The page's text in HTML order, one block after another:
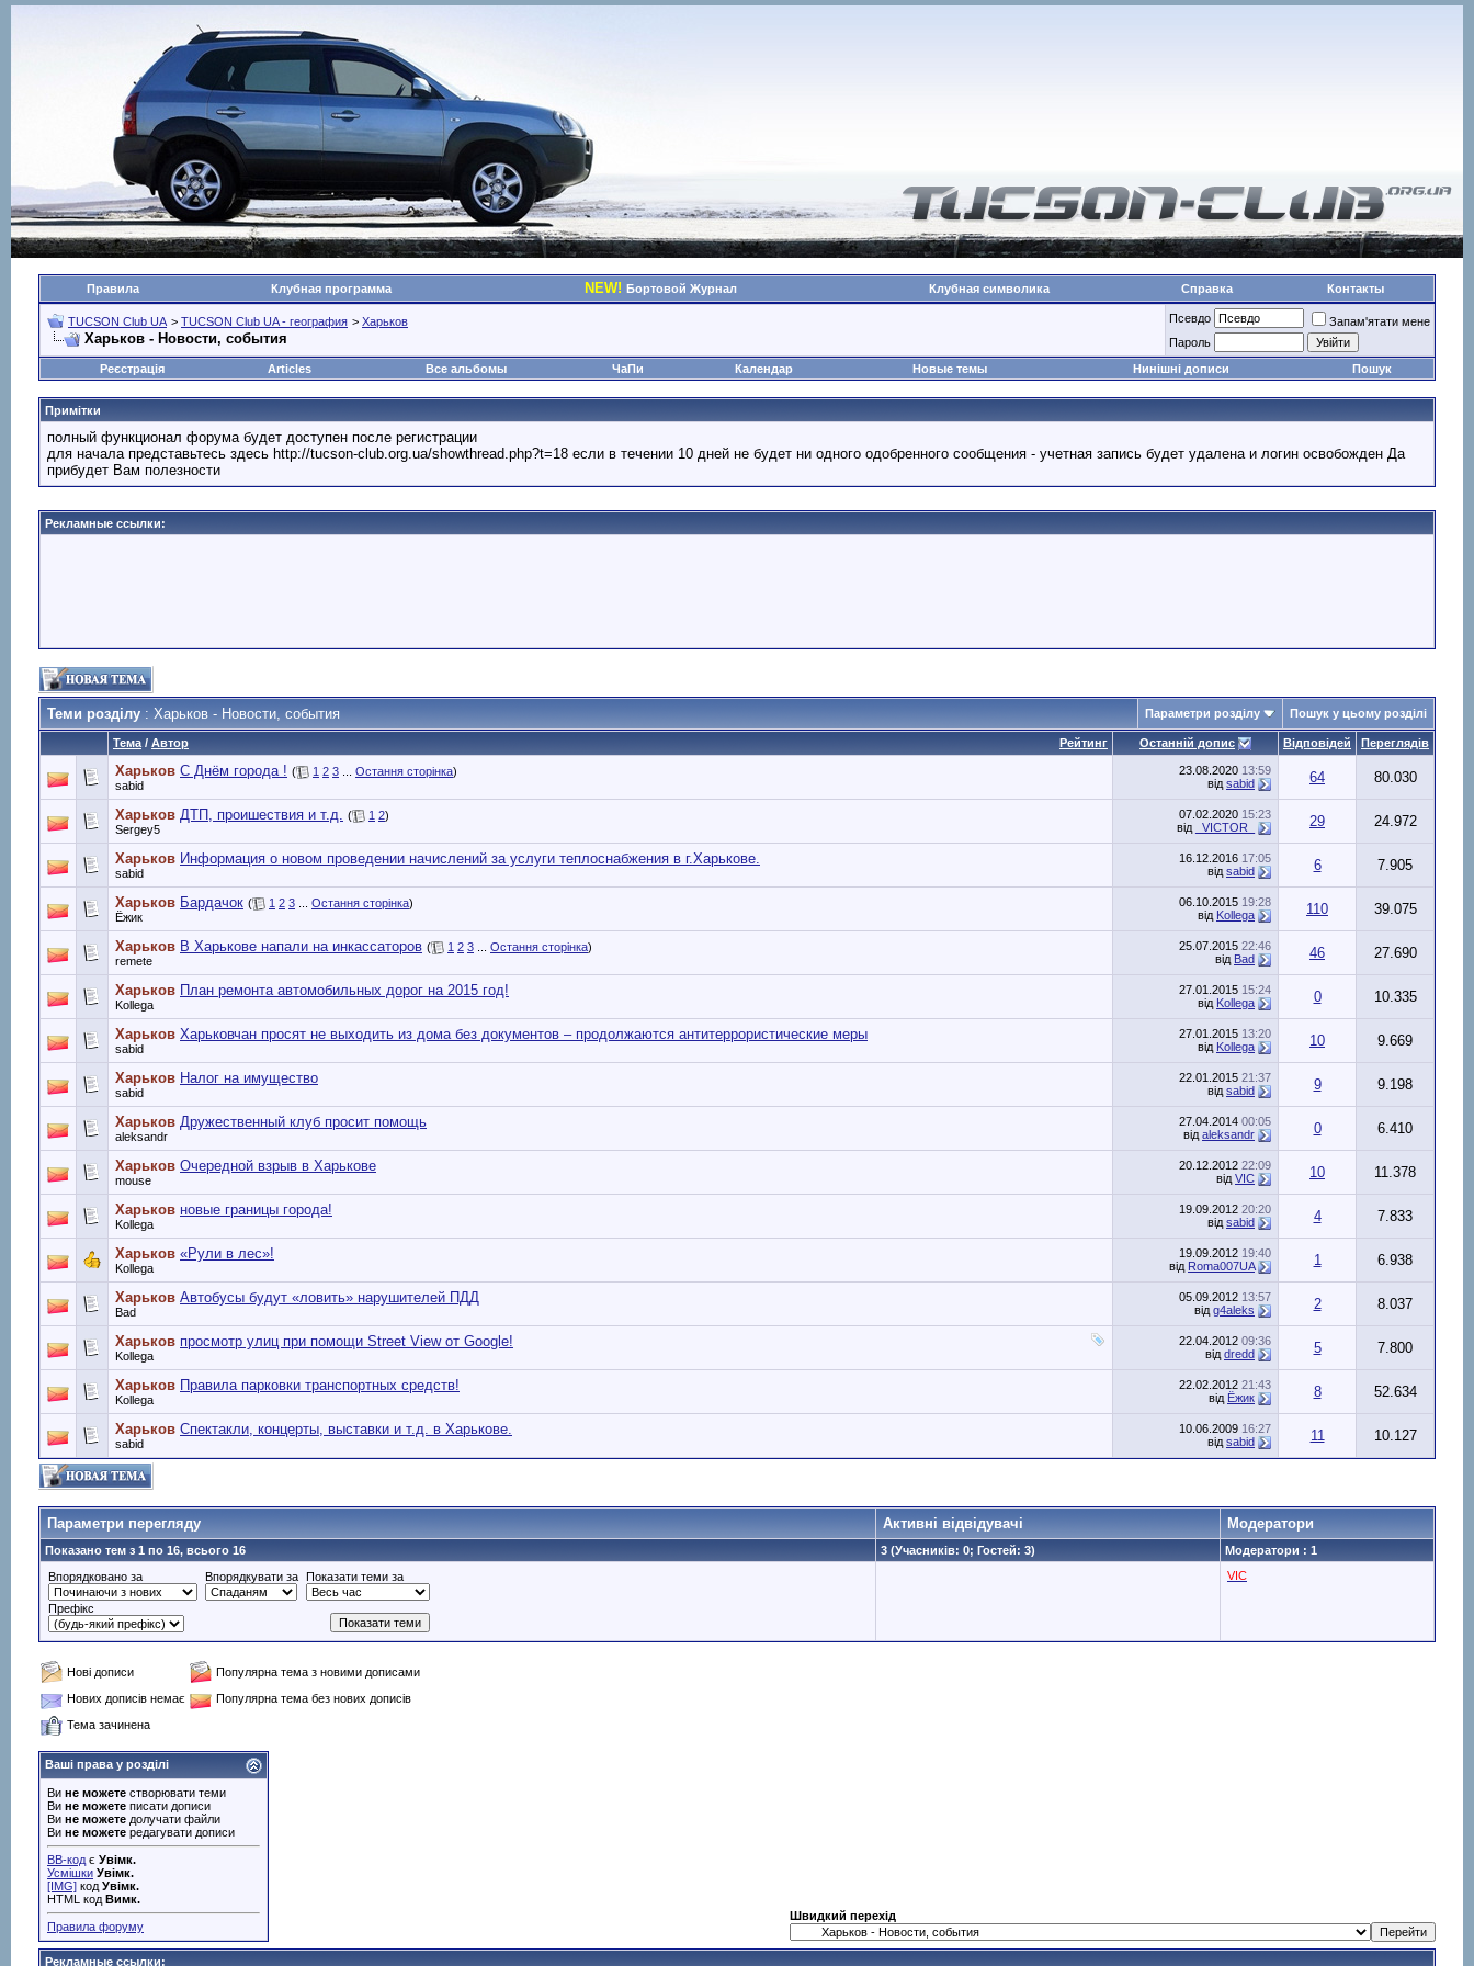
Правила Клубная программа NEW! Бортовой Журнал Клубная символика Справка Контакты
TUCSON Club UA > TUCSON Club UA - география > Харьков
Харьков - Новости, события
Псевдо
Запам'ятати мене
Пароль
Реєстрація
Articles Все альбомы ЧаПи Календар Новые темы Нинішні дописи Пошук
Примітки
полный функционал форума будет доступен после регистрации
для начала представьтесь здесь http://tucson-club.org.ua/showthread.php?t=18 если в течении 10 дней не будет ни одного одобренного сообщения - учетная запись будет удалена и логин освобожден Да
прибудет Вам полезности
Рекламные ссылки:
Теми розділу : Харьков - Новости, события Параметри розділу Пошук у цьому розділі
Рейтинг
Тема / Автор Останній допис Відповідей Переглядів
Харьков С Днём города ! ( 1 2 3 Остання сторінка)
sabid
23.08.2020 13:59
від sabid 64 80.030
Харьков ДТП, проишествия и т.д. ( 1 2)
Sergey5
07.02.2020 15:23
від
_VICTOR_ 29 24.972
Харьков Информация о новом проведении начислений за услуги теплоснабжения в г.Харькове.
sabid
16.12.2016 17:05
від sabid 6 7.905
Харьков Бардачок ( 1 2 3 Остання сторінка)
Ёжик
06.10.2015 19:28
від Kollega 110 39.075
Харьков В Харькове напали на инкассаторов ( 1 2 3 Остання сторінка)
remete
25.07.2015 22:46
від Bad 46 27.690
Харьков План ремонта автомобильных дорог на 2015 год!
Kollega
27.01.2015 15:24
від Kollega 0 10.335
Харьков Харьковчан просят не выходить из дома без документов – продолжаются антитеррористические меры
sabid
27.01.2015 13:20
від Kollega 10 9.669
Харьков Налог на имущество
sabid
22.01.2015 21:37
від sabid 9 9.198
Харьков Дружественный клуб просит помощь
aleksandr
27.04.2014 00:05
від aleksandr 0 6.410
Харьков Очередной взрыв в Харькове
mouse
20.12.2012 22:09
від VIC 10 11.378
Харьков новые границы города!
Kollega
19.09.2012 20:20
від sabid 4 7.833
Харьков «Рули в лес»!
Kollega
19.09.2012 19:40
від Roma007UA 1 6.938
Харьков Автобусы будут «ловить» нарушителей ПДД
Bad
05.09.2012 13:57
від g4aleks 2 8.037
Харьков просмотр улиц при помощи Street View от Google!
Kollega
22.04.2012 09:36
від dredd 5 7.800
Харьков Правила парковки транспортных средств!
Kollega
22.02.2012 21:43
від Ёжик 8 52.634
Харьков Спектакли, концерты, выставки и т.д. в Харькове.
sabid
10.06.2009 16:27
від sabid 11 10.127
Параметри перегляду Активні відвідувачі Модератори
Показано тем з 1 по 16, всього 16 3 (Учасників: 0; Гостей: 3)
Модератори : 1
Впорядковано за
Впорядкувати за Показати теми за
Префікс
VIC
Нові дописи
Популярна тема з новими дописами
Нових дописів немає
Популярна тема без нових дописів
Тема зачинена
Ваші права у розділі
Ви не можете створювати теми
Ви не можете писати дописи
Ви не можете долучати файли
Ви не можете редагувати дописи
BB-код є Увімк.
Усмішки Увімк.
[IMG] код Увімк.
HTML код Вимк.
Правила форуму
Швидкий перехід
Рекламные ссылки: